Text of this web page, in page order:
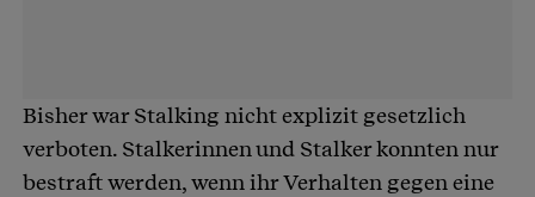
Bisher war Stalking nicht explizit gesetzlich
verboten. Stalkerinnen und Stalker konnten nur
bestraft werden, wenn ihr Verhalten gegen eine